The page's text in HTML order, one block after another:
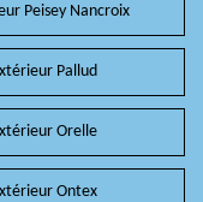
Peisey Nancroix
Pallud
Orelle
Ontex